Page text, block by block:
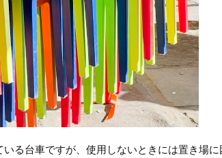
る台車ですが、使用しないときには置き場に